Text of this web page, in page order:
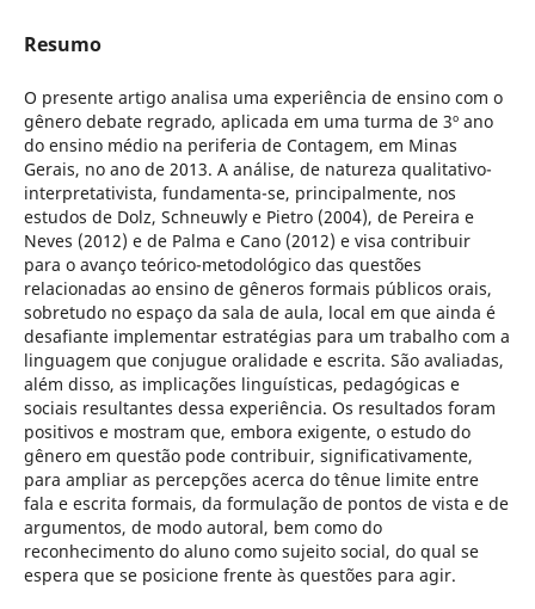
Resumo
O presente artigo analisa uma experiência de ensino com o
gênero debate regrado, aplicada em uma turma de 3º ano
do ensino médio na periferia de Contagem, em Minas
Gerais, no ano de 2013. A análise, de natureza qualitativo-
interpretativista, fundamenta-se, principalmente, nos
estudos de Dolz, Schneuwly e Pietro (2004), de Pereira e
Neves (2012) e de Palma e Cano (2012) e visa contribuir
para o avanço teórico-metodológico das questões
relacionadas ao ensino de gêneros formais públicos orais,
sobretudo no espaço da sala de aula, local em que ainda é
desafiante implementar estratégias para um trabalho com a
linguagem que conjugue oralidade e escrita. São avaliadas,
além disso, as implicações linguísticas, pedagógicas e
sociais resultantes dessa experiência. Os resultados foram
positivos e mostram que, embora exigente, o estudo do
gênero em questão pode contribuir, significativamente,
para ampliar as percepções acerca do tênue limite entre
fala e escrita formais, da formulação de pontos de vista e de
argumentos, de modo autoral, bem como do
reconhecimento do aluno como sujeito social, do qual se
espera que se posicione frente às questões para agir.